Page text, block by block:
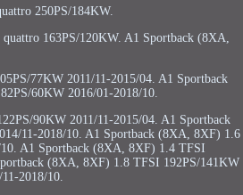
250PS/184KW.
163PS/120KW. A1 Sportback (8XA,
77KW 2011/11-2015/04. A1 Sportback
60KW 2016/01-2018/10.
90KW 2011/11-2015/04. A1 Sportback
11-2018/10. A1 Sportback (8XA, 8XF) 1.6
A1 Sportback (8XA, 8XF) 1.4 TFSI
(8XA, 8XF) 1.8 TFSI 192PS/141KW
2018/10.